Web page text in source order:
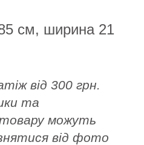
см, ширина 21
від 300 грн.
та
можуть
від фото